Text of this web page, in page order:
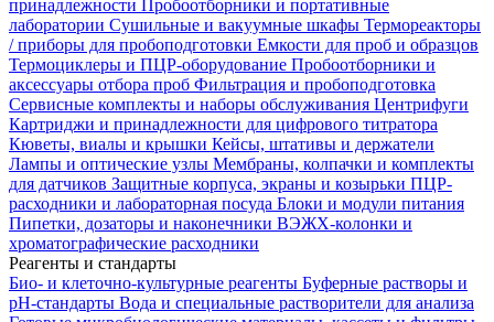
принадлежности Пробоотборники и портативные
лаборатории Сушильные и вакуумные шкафы Термореакторы
/ приборы для пробоподготовки Емкости для проб и образцов
Термоциклеры и ПЦР-оборудование Пробоотборники и
аксессуары отбора проб Фильтрация и пробоподготовка
Сервисные комплекты и наборы обслуживания Центрифуги
Картриджи и принадлежности для цифрового титратора
Кюветы, виалы и крышки Кейсы, штативы и держатели
Лампы и оптические узлы Мембраны, колпачки и комплекты
для датчиков Защитные корпуса, экраны и козырьки ПЦР-
расходники и лабораторная посуда Блоки и модули питания
Пипетки, дозаторы и наконечники ВЭЖХ-колонки и
хроматографические расходники
Реагенты и стандарты
Био- и клеточно-культурные реагенты Буферные растворы и
pH-стандарты Вода и специальные растворители для анализа